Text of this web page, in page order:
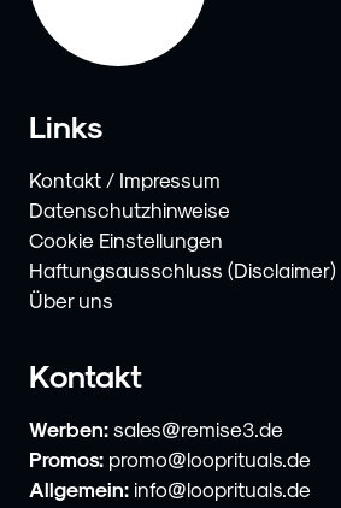
Links
Kontakt / Impressum
Datenschutzhinweise
Cookie Einstellungen
Haftungsausschluss (Disclaimer)
Über uns
Kontakt
Werben: sales@remise3.de
Promos: promo@looprituals.de
Allgemein: info@looprituals.de